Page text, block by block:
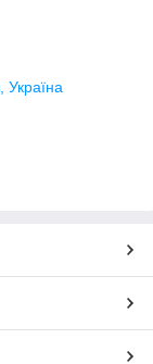
Україна